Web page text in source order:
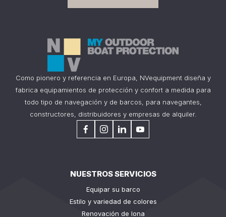
Como pionero y referencia en Europa, NVequipment diseña y
fabrica equipamientos de protección y confort a medida para
todo tipo de navegación y de barcos, para navegantes,
constructores, distribuidores y empresas de alquiler.
NUESTROS SERVICIOS
Equipar su barco
Estilo y variedad de colores
Renovación de lona